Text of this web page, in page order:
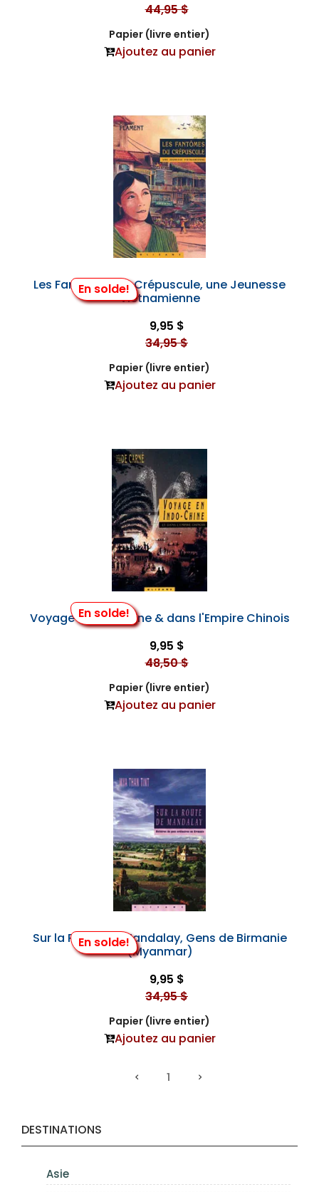
DESTINATIONS
Asie
44,95 $
Papier (livre entier)
Ajoutez au panier
En solde!
Les Fantômes du Crépuscule, une Jeunesse
Vietnamienne
9,95 $
34,95 $
Papier (livre entier)
Ajoutez au panier
En solde!
Voyage en Indochine & dans l'Empire Chinois
9,95 $
48,50 $
Papier (livre entier)
Ajoutez au panier
En solde!
Sur la Route de Mandalay, Gens de Birmanie
(Myanmar)
9,95 $
34,95 $
Papier (livre entier)
Ajoutez au panier
1